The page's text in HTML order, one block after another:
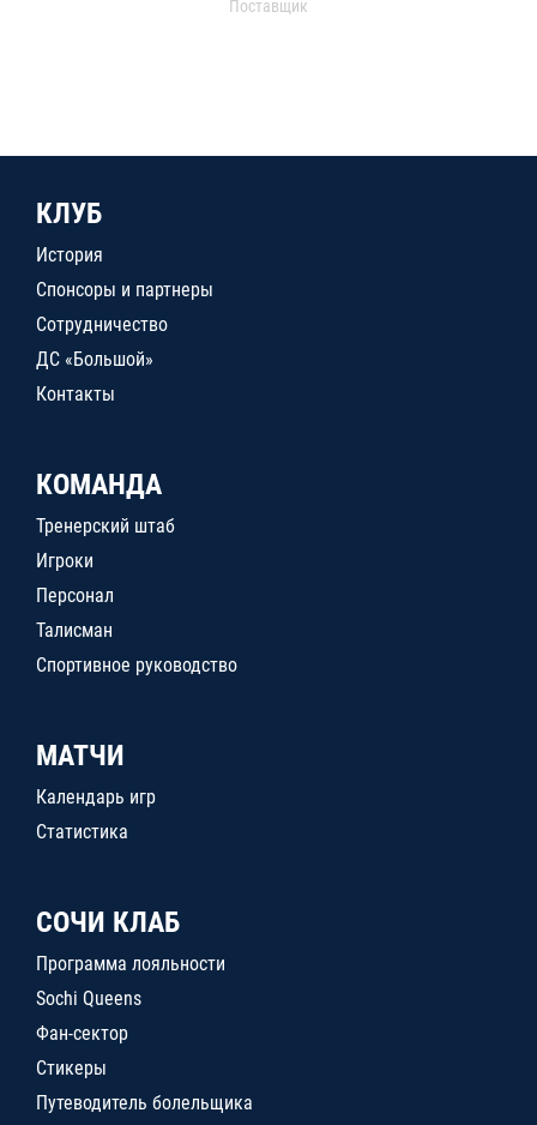
Поставщик
КЛУБ
История
Спонсоры и партнеры
Сотрудничество
ДС «Большой»
Контакты
КОМАНДА
Тренерский штаб
Игроки
Персонал
Талисман
Спортивное руководство
МАТЧИ
Календарь игр
Статистика
СОЧИ КЛАБ
Программа лояльности
Sochi Queens
Фан-сектор
Стикеры
Путеводитель болельщика